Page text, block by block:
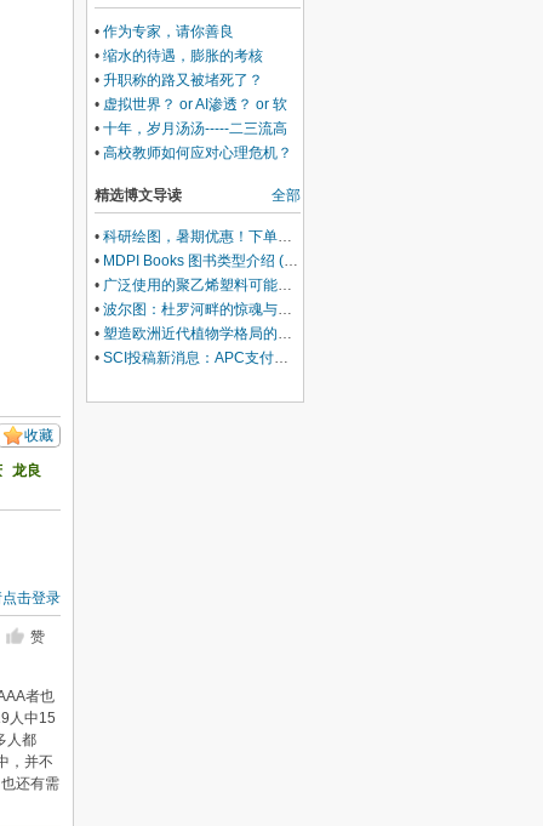
收藏
龙良
击登录
赞
者也
人中15
人都
，并不
还有需
• 作为专家，请你善良
• 缩水的待遇，膨胀的考核
• 升职称的路又被堵死了？
• 虚拟世界？ or AI渗透？ or 软
件有灵魂？
• 十年，岁月汤汤-----二三流高
校的不典型青椒生活
• 高校教师如何应对心理危机？
全部
精选博文导读
• 科研绘图，暑期优惠！下单立减500元
• MDPI Books 图书类型介绍 (三)：Edited Book
• 广泛使用的聚乙烯塑料可能会损害你的肝脏
• 波尔图：杜罗河畔的惊魂与治愈
• 塑造欧洲近代植物学格局的马德里皇家植物园里程碑式园长
• SCI投稿新消息：APC支付服务再升级！